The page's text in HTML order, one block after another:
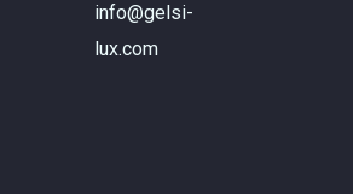
info@gelsi-
lux.com